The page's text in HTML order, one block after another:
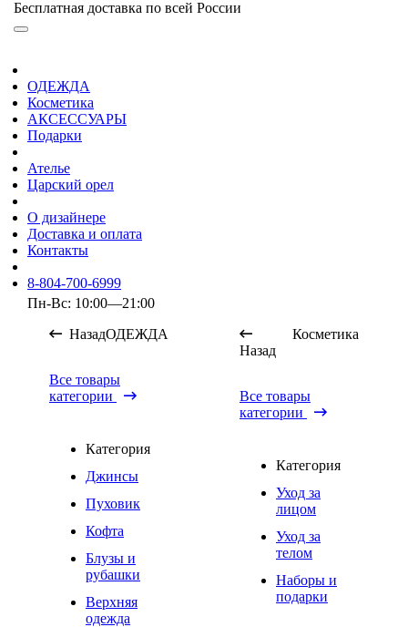
Бесплатная доставка по всей России
ОДЕЖДА
Косметика
АКСЕССУАРЫ
Подарки
Ателье
Царский орел
О дизайнере
Доставка и оплата
Контакты
8-804-700-6999
Пн-Вс: 10:00—21:00
НазадОДЕЖДА
Все товары
категории
Категория
Джинсы
Пуховик
Кофта
Блузы и
рубашки
Верхняя
одежда
Назад
Косметика
Все товары
категории
Категория
Уход за
лицом
Уход за
телом
Наборы и
подарки